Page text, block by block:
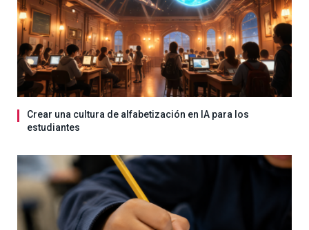
Crear una cultura de alfabetización en IA para los
estudiantes